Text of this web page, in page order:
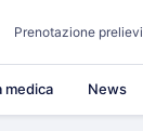
Prenotazione prelievi
medica News